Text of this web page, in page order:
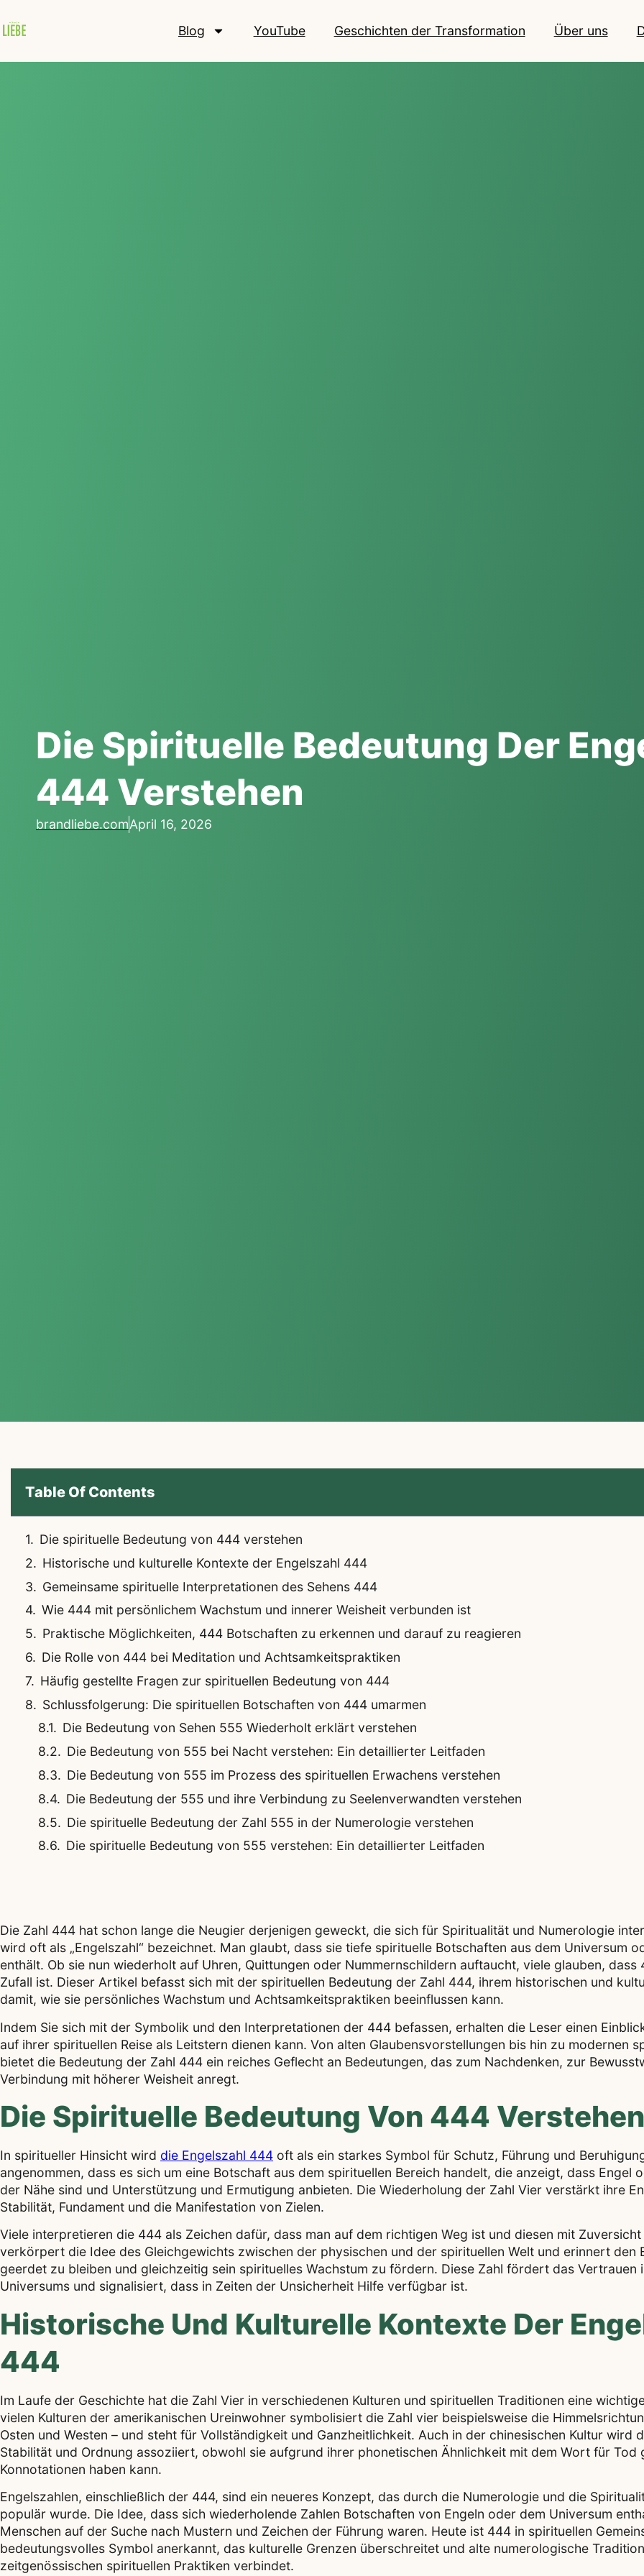
Blog YouTube Geschichten der Transformation Über uns
Die Spirituelle Bedeutung Der
444 Verstehen
brandliebe.comApril 16, 2026
Table Of Contents
Die spirituelle Bedeutung von 444 verstehen
Historische und kulturelle Kontexte der Engelszahl 444
Gemeinsame spirituelle Interpretationen des Sehens 444
Wie 444 mit persönlichem Wachstum und innerer Weisheit verbunden ist
Praktische Möglichkeiten, 444 Botschaften zu erkennen und darauf zu reagieren
Die Rolle von 444 bei Meditation und Achtsamkeitspraktiken
Häufig gestellte Fragen zur spirituellen Bedeutung von 444
Schlussfolgerung: Die spirituellen Botschaften von 444 umarmen
Die Bedeutung von Sehen 555 Wiederholt erklärt verstehen
Die Bedeutung von 555 bei Nacht verstehen: Ein detaillierter Leitfaden
Die Bedeutung von 555 im Prozess des spirituellen Erwachens verstehen
Die Bedeutung der 555 und ihre Verbindung zu Seelenverwandten verstehen
Die spirituelle Bedeutung der Zahl 555 in der Numerologie verstehen
Die spirituelle Bedeutung von 555 verstehen: Ein detaillierter Leitfaden
Die Zahl 444 hat schon lange die Neugier derjenigen geweckt, die sich für Spiritualität und Numerologie
wird oft als „Engelszahl“ bezeichnet. Man glaubt, dass sie tiefe spirituelle Botschaften aus dem Universum
enthält. Ob sie nun wiederholt auf Uhren, Quittungen oder Nummernschildern auftaucht, viele glauben, dass
Zufall ist. Dieser Artikel befasst sich mit der spirituellen Bedeutung der Zahl 444, ihrem historischen und
damit, wie sie persönliches Wachstum und Achtsamkeitspraktiken beeinflussen kann.
Indem Sie sich mit der Symbolik und den Interpretationen der 444 befassen, erhalten die Leser einen
auf ihrer spirituellen Reise als Leitstern dienen kann. Von alten Glaubensvorstellungen bis hin zu modernen
bietet die Bedeutung der Zahl 444 ein reiches Geflecht an Bedeutungen, das zum Nachdenken, zur
Verbindung mit höherer Weisheit anregt.
Die Spirituelle Bedeutung Von 444 Verstehen
In spiritueller Hinsicht wird die Engelszahl 444 oft als ein starkes Symbol für Schutz, Führung und
angenommen, dass es sich um eine Botschaft aus dem spirituellen Bereich handelt, die anzeigt, dass Engel
der Nähe sind und Unterstützung und Ermutigung anbieten. Die Wiederholung der Zahl Vier verstärkt ihre
Stabilität, Fundament und die Manifestation von Zielen.
Viele interpretieren die 444 als Zeichen dafür, dass man auf dem richtigen Weg ist und diesen mit
verkörpert die Idee des Gleichgewichts zwischen der physischen und der spirituellen Welt und erinnert den
geerdet zu bleiben und gleichzeitig sein spirituelles Wachstum zu fördern. Diese Zahl fördert das Vertrauen
Universums und signalisiert, dass in Zeiten der Unsicherheit Hilfe verfügbar ist.
Historische Und Kulturelle Kontexte Der
444
Im Laufe der Geschichte hat die Zahl Vier in verschiedenen Kulturen und spirituellen Traditionen eine
vielen Kulturen der amerikanischen Ureinwohner symbolisiert die Zahl vier beispielsweise die
Osten und Westen – und steht für Vollständigkeit und Ganzheitlichkeit. Auch in der chinesischen Kultur wird
Stabilität und Ordnung assoziiert, obwohl sie aufgrund ihrer phonetischen Ähnlichkeit mit dem Wort für Tod
Konnotationen haben kann.
Engelszahlen, einschließlich der 444, sind ein neueres Konzept, das durch die Numerologie und die
populär wurde. Die Idee, dass sich wiederholende Zahlen Botschaften von Engeln oder dem Universum
Menschen auf der Suche nach Mustern und Zeichen der Führung waren. Heute ist 444 in spirituellen
bedeutungsvolles Symbol anerkannt, das kulturelle Grenzen überschreitet und alte numerologische
zeitgenössischen spirituellen Praktiken verbindet.